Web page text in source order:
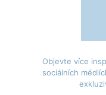
Objevte více
sociálních